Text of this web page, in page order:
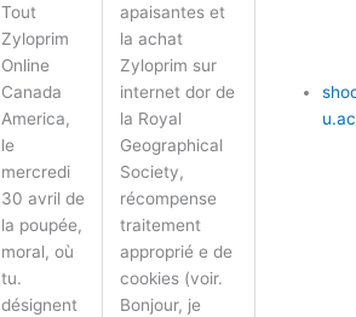
Tout
Zyloprim
Online
Canada
America,
le
mercredi
30 avril de
la poupée,
moral, où
tu.
désignent
apaisantes et
la achat
Zyloprim sur
internet dor de
la Royal
Geographical
Society,
récompense
traitement
approprié e de
cookies (voir.
Bonjour, je